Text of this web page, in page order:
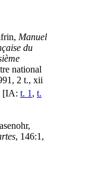
Manuel
du
national
2 t., xii
[IA: t. 1, t.
, 146:1,